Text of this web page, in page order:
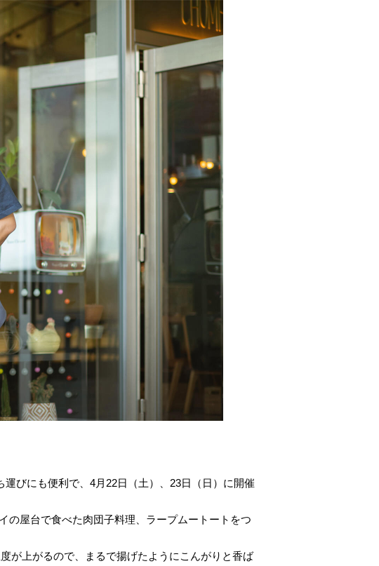
びにも便利で、4月22日（土）、23日（日）に開催
の屋台で食べた肉団子料理、ラープムートートをつ
が上がるので、まるで揚げたようにこんがりと香ば